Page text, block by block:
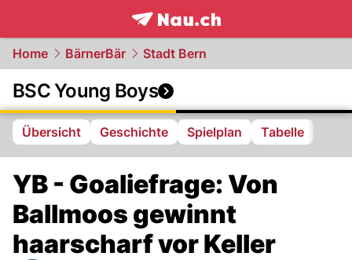
frontpage.NAU.ch
Home BärnerBär Stadt Bern
BSC Young Boys
Übersicht Geschichte Spielplan Tabelle
YB - Goaliefrage: Von
Ballmoos gewinnt
haarscharf vor Keller